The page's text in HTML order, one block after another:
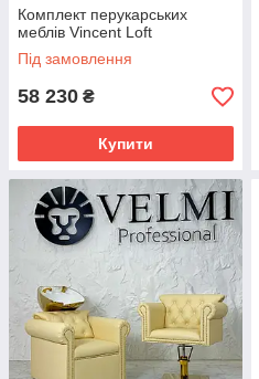
Комплект перукарських
меблів Vincent Loft
Під замовлення
58 230 ₴
Купити